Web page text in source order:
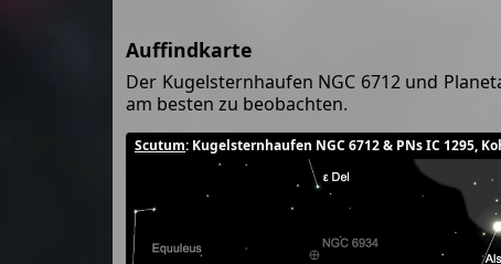
Auffindkarte
Der Kugelsternhaufen NGC 6712 und
am besten zu beobachten.
Scutum: Kugelsternhaufen NGC 6712 & PNs IC 1295,